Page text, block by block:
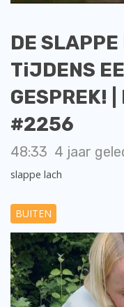
DE
TiJDENS
GESPREK!
#2256
48:33 4 jaar
slappe lach
BUITEN